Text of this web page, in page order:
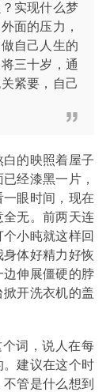
实现什么梦
面的压力，
自己人生的
三十岁，通
紧要，自己
的映照着屋子
经漆黑一片，
眼时间，现在
无。前两天连
小盹就这样回
体好精力好恢
伸展僵硬的脖
开洗衣机的盖
个词，说人在每
建议在这个时
管是什么想到